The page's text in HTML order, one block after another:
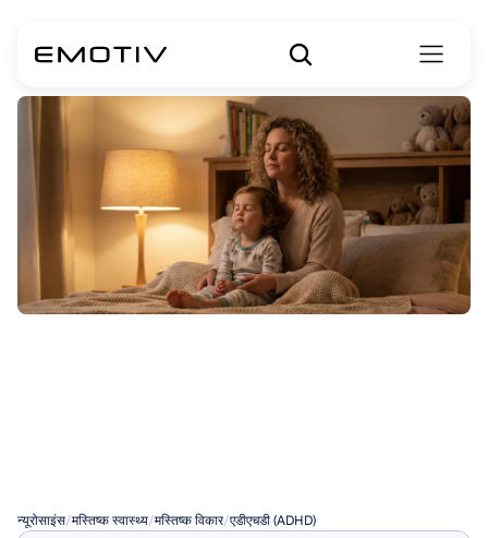
न्यूरोसाइंस/मस्तिष्क स्वास्थ्य/मस्तिष्क विकार/एडीएचडी (ADHD)